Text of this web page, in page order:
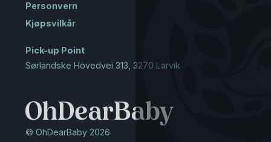
Personvern
Kjøpsvilkår
Pick-up Point
Sørlandske Hovedvei 313, 3270 Larvik
© OhDearBaby 2026